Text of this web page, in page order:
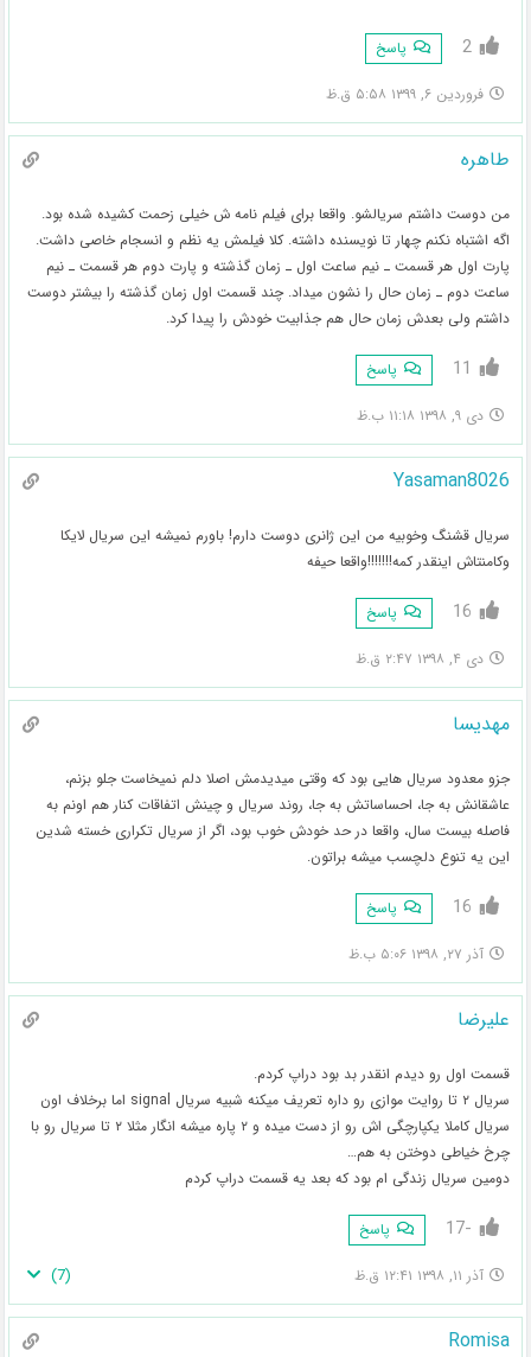
2 پاسخ
فروردین ۶, ۱۳۹۹ ۵:۵۸ ق.ظ
طاهره
من دوست داشتم سریالشو. واقعا برای فیلم نامه ش خیلی زحمت کشیده شده بود.
اگه اشتباه نکنم چهار تا نویسنده داشته. کلا فیلمش یه نظم و انسجام خاصی داشت.
پارت اول هر قسمت ـ نیم ساعت اول ـ زمان گذشته و پارت دوم هر قسمت ـ نیم
ساعت دوم ـ زمان حال را نشون میداد. چند قسمت اول زمان گذشته را بیشتر دوست
داشتم ولی بعدش زمان حال هم جذابیت خودش را پیدا کرد.
11 پاسخ
دی ۹, ۱۳۹۸ ۱۱:۱۸ ب.ظ
Yasaman8026
سریال قشنگ وخوبیه من این ژانری دوست دارم! باورم نمیشه این سریال لایکا
وکامنتاش اینقدر کمه!!!!!!!واقعا حیفه
16 پاسخ
دی ۴, ۱۳۹۸ ۲:۴۷ ق.ظ
مهدیسا
جزو معدود سریال هایی بود که وقتی میدیدمش اصلا دلم نمیخاست جلو بزنم،
عاشقانش به جا، احساساتش به جا، روند سریال و چینش اتفاقات کنار هم اونم به
فاصله بیست سال، واقعا در حد خودش خوب بود، اگر از سریال تکراری خسته شدین
این یه تنوع دلچسب میشه براتون.
16 پاسخ
آذر ۲۷, ۱۳۹۸ ۵:۰۶ ب.ظ
علیرضا
قسمت اول رو دیدم انقدر بد بود دراپ کردم.
سریال ۲ تا روایت موازی رو داره تعریف میکنه شبیه سریال signal اما برخلاف اون
سریال کاملا یکپارچگی اش رو از دست میده و ۲ پاره میشه انگار مثلا ۲ تا سریال رو با
چرخ خیاطی دوختن به هم…
دومین سریال زندگی ام بود که بعد یه قسمت دراپ کردم
-17 پاسخ
آذر ۱۱, ۱۳۹۸ ۱۲:۴۱ ق.ظ (
7
)
Romisa